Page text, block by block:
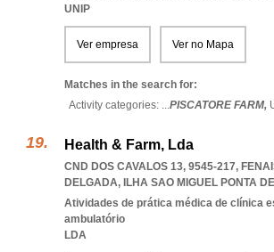
UNIP
Ver empresa Ver no Mapa
Matches in the search for:
Activity categories: ...PISCATORE FARM,
Health & Farm, Lda
CND DOS CAVALOS 13, 9545-217,
DELGADA, ILHA SAO MIGUEL PONTA
Atividades de prática médica de clínica
ambulatório
LDA